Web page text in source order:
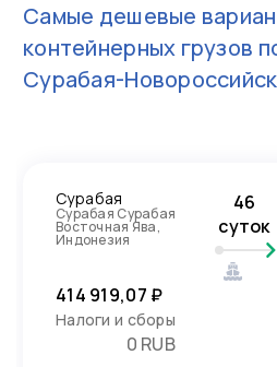
Самые дешевые
контейнерных грузов
Сурабая-Новороссийск
Сурабая
Сурабая Сурабая
Восточная Ява,
Индонезия
46
суток
414 919,07 ₽
Налоги и сборы
0 RUB